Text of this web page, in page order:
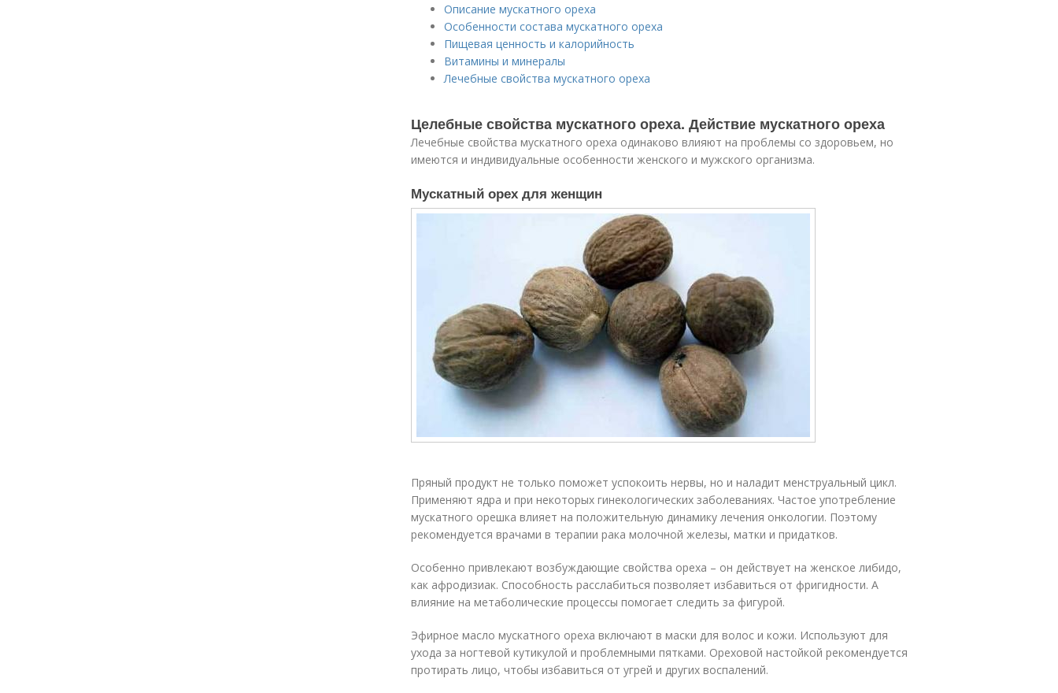
Описание мускатного ореха
Особенности состава мускатного ореха
Пищевая ценность и калорийность
Витамины и минералы
Лечебные свойства мускатного ореха
Целебные свойства мускатного ореха. Действие мускатного ореха
Лечебные свойства мускатного ореха одинаково влияют на проблемы со здоровьем, но
имеются и индивидуальные особенности женского и мужского организма.
Мускатный орех для женщин
Пряный продукт не только поможет успокоить нервы, но и наладит менструальный цикл.
Применяют ядра и при некоторых гинекологических заболеваниях. Частое употребление
мускатного орешка влияет на положительную динамику лечения онкологии. Поэтому
рекомендуется врачами в терапии рака молочной железы, матки и придатков.
Особенно привлекают возбуждающие свойства ореха – он действует на женское либидо,
как афродизиак. Способность расслабиться позволяет избавиться от фригидности. А
влияние на метаболические процессы помогает следить за фигурой.
Эфирное масло мускатного ореха включают в маски для волос и кожи. Используют для
ухода за ногтевой кутикулой и проблемными пятками. Ореховой настойкой рекомендуется
протирать лицо, чтобы избавиться от угрей и других воспалений.